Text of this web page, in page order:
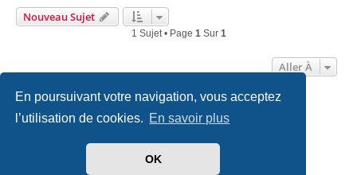
En poursuivant votre navigation, vous acceptez
l’utilisation de cookies. En savoir plus
OK
Nouveau Sujet
1 Sujet • Page 1Sur 1
Aller À
Accueil Politiques & cookies
phpBB® Forum Software © phpBB Limited
created by INVENTEA & v12mike